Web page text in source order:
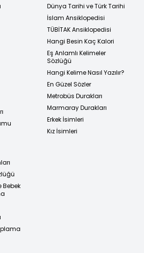
Dünya Tarihi ve Türk Tarihi
İslam Ansiklopedisi
TÜBİTAK Ansiklopedisi
Hangi Besin Kaç Kalori
Eş Anlamlı Kelimeler
Sözlüğü
Hangi Kelime Nasıl Yazılır?
En Güzel Sözler
Metrobüs Durakları
Marmaray Durakları
Erkek İsimleri
Kız İsimleri
Bebek